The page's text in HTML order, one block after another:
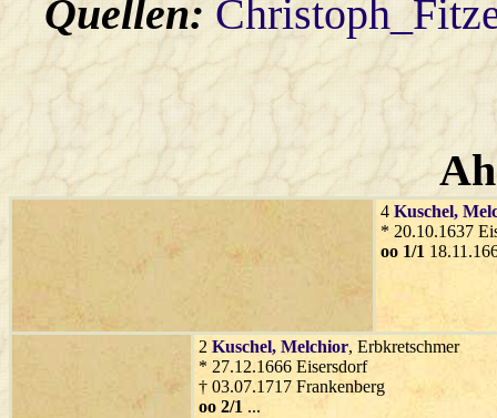
Quellen:
4 Kuschel,
* 20.10.1637
oo 1/1
2 Kuschel, Melchior, Erbkretschmer
* 27.12.1666 Eisersdorf
† 03.07.1717 Frankenberg
oo 2/1 ...